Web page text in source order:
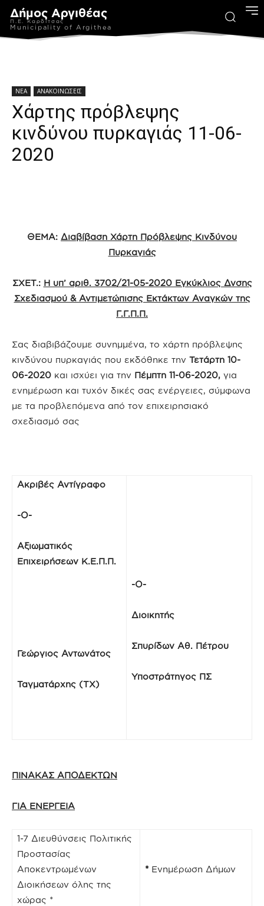
Δήμος Αργιθέας
Π.Ε. Καρδίτσας
Municipality of Argithea
ΝΕΑ ΑΝΑΚΟΙΝΩΣΕΙΣ
Χάρτης πρόβλεψης
κινδύνου πυρκαγιάς 11-06-
2020
ΘΕΜΑ: Διαβίβαση Χάρτη Πρόβλεψης Κινδύνου
Πυρκαγιάς
ΣΧΕΤ.: Η υπ’ αριθ. 3702/21-05-2020 Εγκύκλιος Δνσης
Σχεδιασμού & Αντιμετώπισης Εκτάκτων Αναγκών της
Γ.Γ.Π.Π.
Σας διαβιβάζουμε συνημμένα, το χάρτη πρόβλεψης
κινδύνου πυρκαγιάς που εκδόθηκε την Τετάρτη 10-
06-2020 και ισχύει για την Πέμπτη 11-06-2020, για
ενημέρωση και τυχόν δικές σας ενέργειες, σύμφωνα
με τα προβλεπόμενα από τον επιχειρησιακό
σχεδιασμό σας
Ακριβές Αντίγραφο
-Ο-
Aξιωματικός
Επιχειρήσεων Κ.Ε.Π.Π.
Γεώργιος Αντωνάτος
Ταγματάρχης (ΤΧ)
-Ο-
Διοικητής
Σπυρίδων Αθ. Πέτρου
Υποστράτηγος ΠΣ
ΠΙΝΑΚΑΣ ΑΠΟΔΕΚΤΩΝ
ΓΙΑ ΕΝΕΡΓΕΙΑ
1-7 Διευθύνσεις Πολιτικής
Προστασίας
Aποκεντρωμένων
Διοικήσεων όλης της
χώρας *
* Ενημέρωση Δήμων